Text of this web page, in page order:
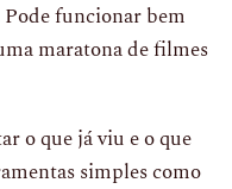
Pode funcionar bem
maratona de filmes
o que já viu e o que
simples como